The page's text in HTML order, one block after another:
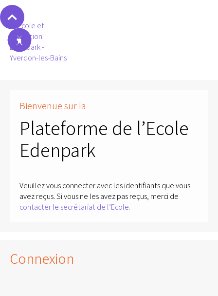
Bienvenue sur la
Plateforme de l’Ecole
Edenpark
Veuillez vous connecter avec les identifiants que vous
avez reçus. Si vous ne les avez pas reçus, merci de
contacter le secrétariat de l’Ecole.
Connexion